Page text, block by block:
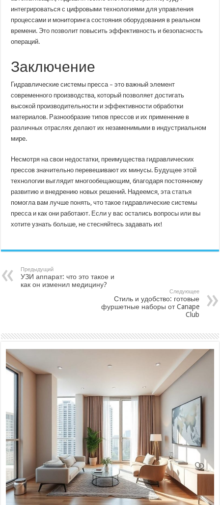
интегрироваться с цифровыми технологиями для управления
процессами и мониторинга состояния оборудования в реальном
времени. Это позволит повысить эффективность и безопасность
операций.
Заключение
Гидравлические системы пресса – это важный элемент
современного производства, который позволяет достигать
высокой производительности и эффективности обработки
материалов. Разнообразие типов прессов и их применение в
различных отраслях делают их незаменимыми в индустриальном
мире.
Несмотря на свои недостатки, преимущества гидравлических
прессов значительно перевешивают их минусы. Будущее этой
технологии выглядит многообещающим, благодаря постоянному
развитию и внедрению новых решений. Надеемся, эта статья
помогла вам лучше понять, что такое гидравлические системы
пресса и как они работают. Если у вас остались вопросы или вы
хотите узнать больше, не стесняйтесь задавать их!
Предыдущий
УЗИ аппарат: что это такое и
как он изменил медицину?
Следующее
Стиль и удобство: готовые
фуршетные наборы от Canape
Club